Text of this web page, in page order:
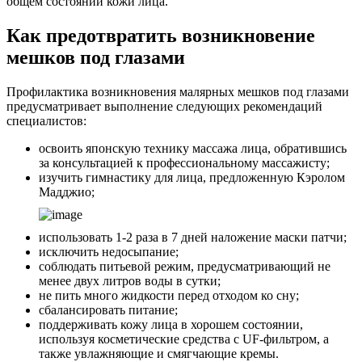
Как предотвратить возникновение
мешков под глазами
Профилактика возникновения малярных мешков под глазами
предусматривает выполнение следующих рекомендаций
специалистов:
освоить японскую технику массажа лица, обратившись
за консультацией к профессиональному массажисту;
изучить гимнастику для лица, предложенную Кэролом
Мадджио;
использовать 1-2 раза в 7 дней наложение маски патчи;
исключить недосыпание;
соблюдать питьевой режим, предусматривающий не
менее двух литров воды в сутки;
не пить много жидкости перед отходом ко сну;
сбалансировать питание;
поддерживать кожу лица в хорошем состоянии,
используя косметические средства с UF-фильтром, а
также увлажняющие и смягчающие кремы.